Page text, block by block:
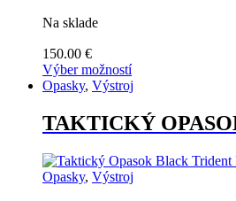
Na sklade
150.00 €
Výber možností
Tento
má
viacero
Možnosti
si
Opasky, Výstroj
TAKTICKÝ
Opasky, Výstroj